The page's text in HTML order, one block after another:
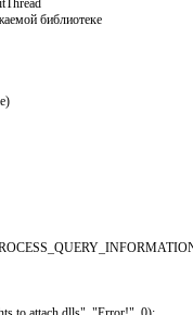
библиотеке
)